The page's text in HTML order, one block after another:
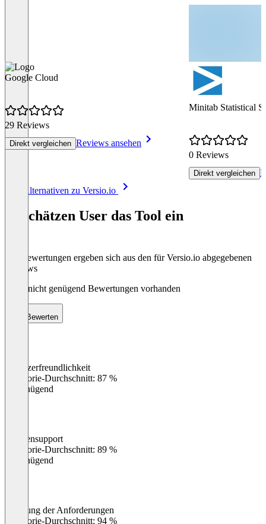
Google Cloud
29 Reviews
Direkt vergleichen Reviews ansehen
Minitab Statistical
0 Reviews
Direkt vergleichen
Alle Alternativen zu Versio.io
So schätzen User das Tool ein
Die Bewertungen ergeben sich aus den für Versio.io abgegebenen
Reviews
Noch nicht genügend Bewertungen vorhanden
Bewerten
Benutzerfreundlichkeit
Kategorie-Durchschnitt: 87 %
Ungenügend
Kundensupport
Kategorie-Durchschnitt: 89 %
Ungenügend
Erfüllung der Anforderungen
Kategorie-Durchschnitt: 94 %